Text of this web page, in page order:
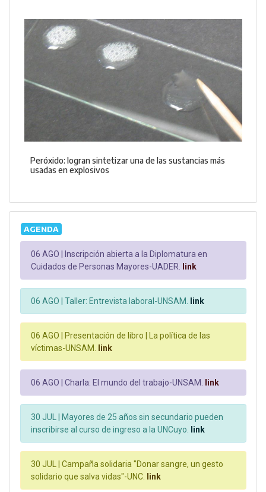
Peróxido: logran sintetizar una de las sustancias más
usadas en explosivos
AGENDA
06 AGO | Inscripción abierta a la Diplomatura en
Cuidados de Personas Mayores-UADER. link
06 AGO | Taller: Entrevista laboral-UNSAM. link
06 AGO | Presentación de libro | La política de las
víctimas-UNSAM. link
06 AGO | Charla: El mundo del trabajo-UNSAM. link
30 JUL | Mayores de 25 años sin secundario pueden
inscribirse al curso de ingreso a la UNCuyo. link
30 JUL | Campaña solidaria "Donar sangre, un gesto
solidario que salva vidas"-UNC. link